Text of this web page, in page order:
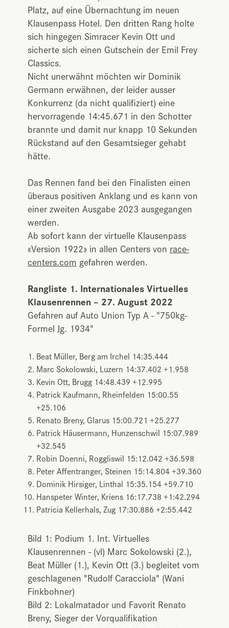
Platz, auf eine Übernachtung im neuen
Klausenpass Hotel. Den dritten Rang holte
sich hingegen Simracer Kevin Ott und
sicherte sich einen Gutschein der Emil Frey
Classics.
Nicht unerwähnt möchten wir Dominik
Germann erwähnen, der leider ausser
Konkurrenz (da nicht qualifiziert) eine
hervorragende 14:45.671 in den Schotter
brannte und damit nur knapp 10 Sekunden
Rückstand auf den Gesamtsieger gehabt
hätte.
Das Rennen fand bei den Finalisten einen
überaus positiven Anklang und es kann von
einer zweiten Ausgabe 2023 ausgegangen
werden.
Ab sofort kann der virtuelle Klausenpass
«Version 1922» in allen Centers von race-
centers.com gefahren werden.
Rangliste 1. Internationales Virtuelles
Klausenrennen – 27. August 2022
Gefahren auf Auto Union Typ A - "750kg-
Formel Jg. 1934"
Beat Müller, Berg am Irchel 14:35.444
Marc Sokolowski, Luzern 14:37.402 +1.958
Kevin Ott, Brugg 14:48.439 +12.995
Patrick Kaufmann, Rheinfelden 15:00.55
+25.106
Renato Breny, Glarus 15:00.721 +25.277
Patrick Häusermann, Hunzenschwil 15:07.989
+32.545
Robin Doenni, Roggliswil 15:12.042 +36.598
Peter Affentranger, Steinen 15:14.804 +39.360
Dominik Hirsiger, Linthal 15:35.154 +59.710
Hanspeter Winter, Kriens 16:17.738 +1:42.294
Patricia Kellerhals, Zug 17:30.886 +2:55.442
Bild 1: Podium 1. Int. Virtuelles
Klausenrennen - (vl) Marc Sokolowski (2.),
Beat Müller (1.), Kevin Ott (3.) begleitet vom
geschlagenen "Rudolf Caracciola" (Wani
Finkbohner)
Bild 2: Lokalmatador und Favorit Renato
Breny, Sieger der Vorqualifikation